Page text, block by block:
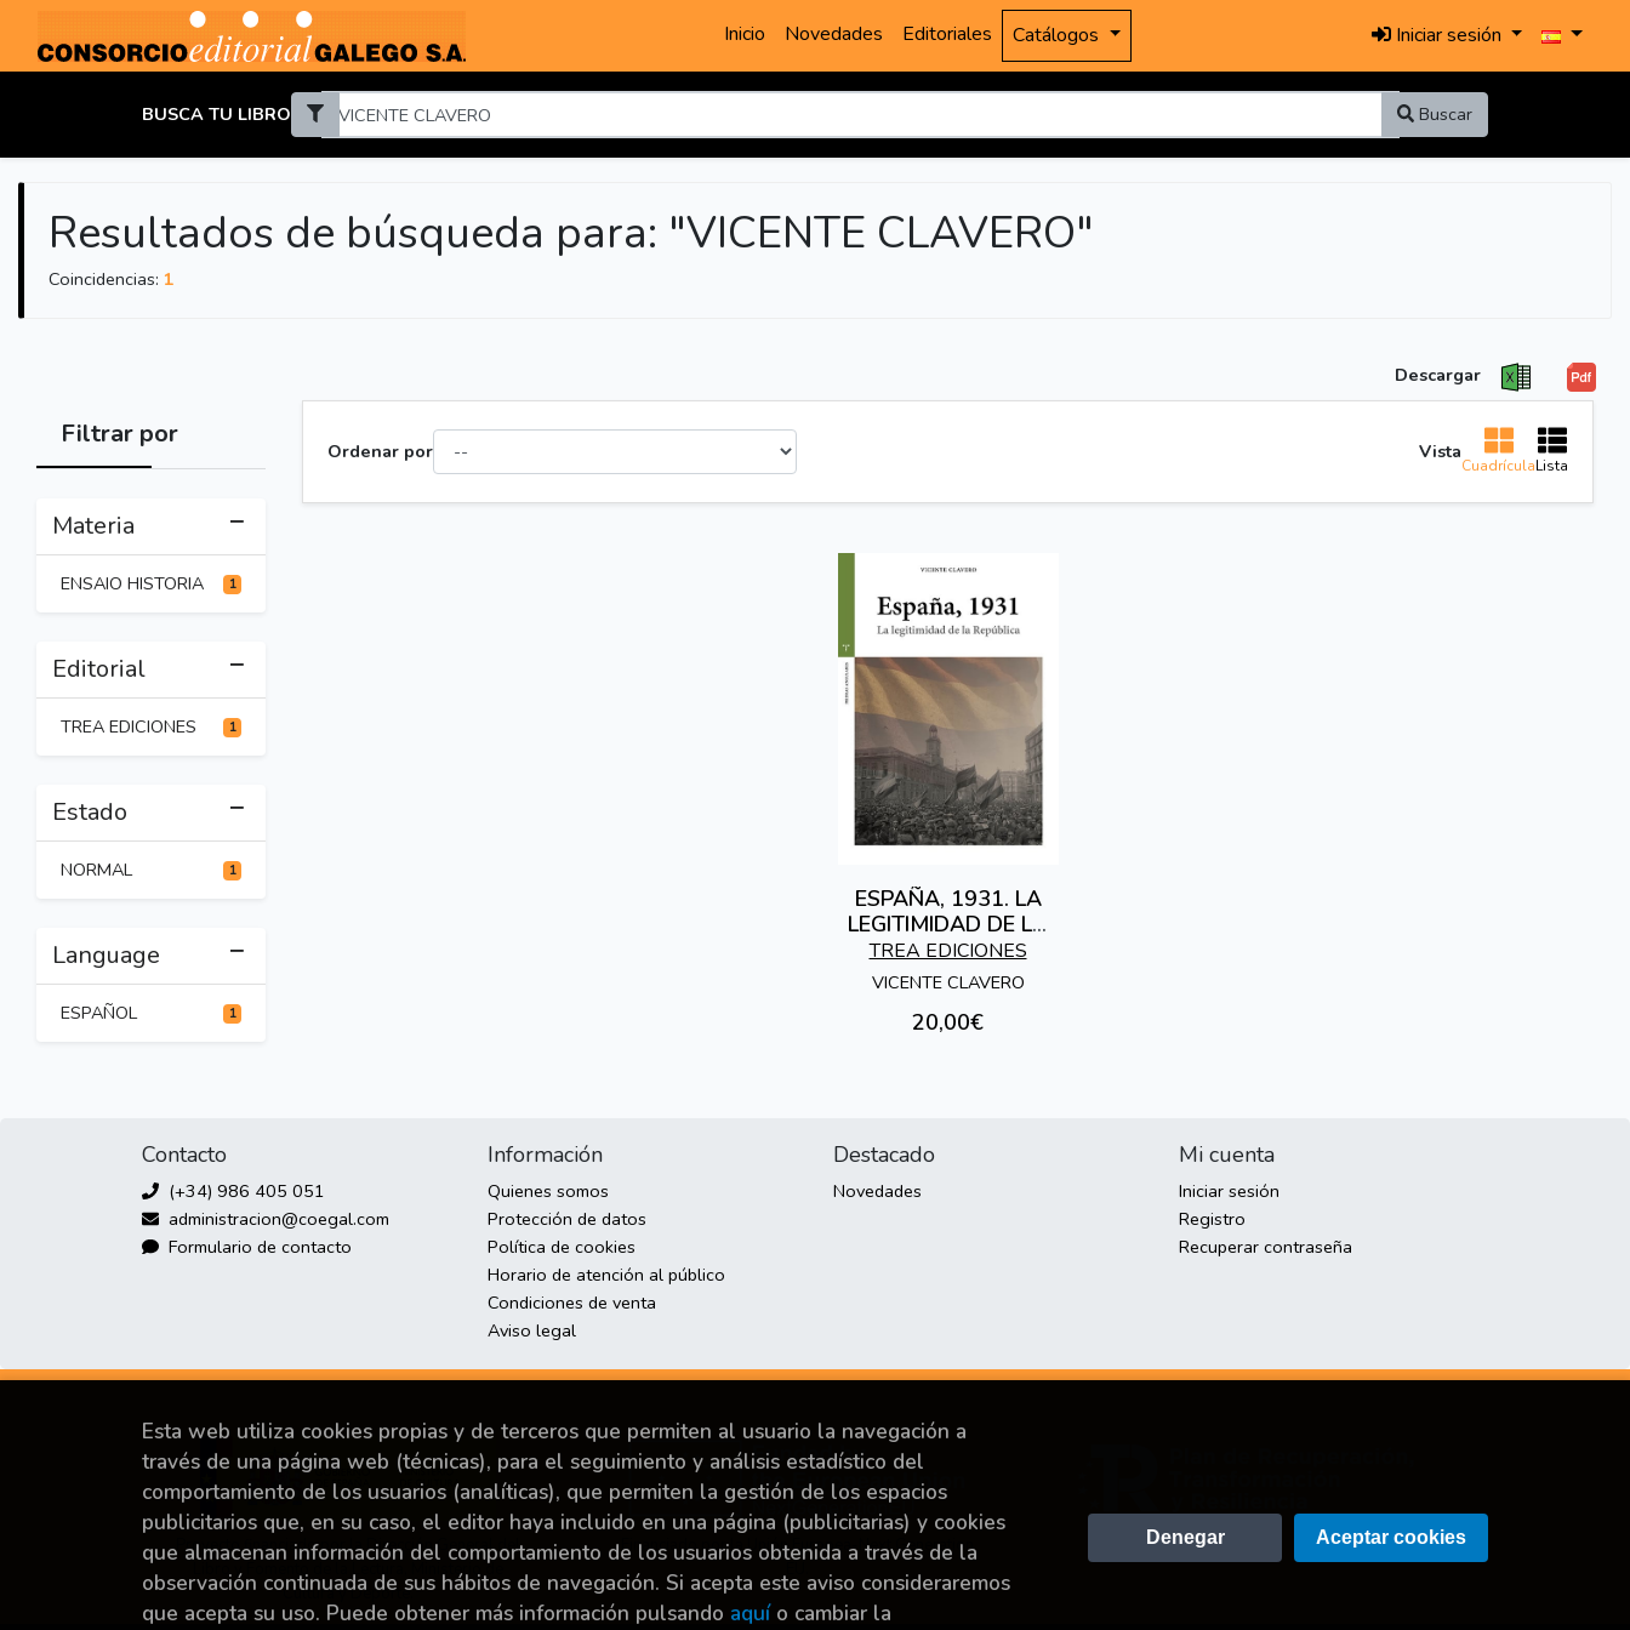
Inicio Novedades Editoriales Catálogos Iniciar sesión
BUSCA TU LIBRO Buscar
Resultados de búsqueda para: "VICENTE CLAVERO"
Coincidencias: 1
Descargar
Filtrar por
Materia
ENSAIO HISTORIA 1
Editorial
TREA EDICIONES 1
Estado
NORMAL 1
Language
ESPAÑOL 1
Ordenar por Vista
CuadrículaLista
ESPAÑA, 1931. LA
LEGITIMIDAD DE LA
REPÚBLICA.
TREA EDICIONES
VICENTE CLAVERO
20,00€
Contacto
(+34) 986 405 051
administracion@coegal.com
Formulario de contacto
Información
Quienes somos
Protección de datos
Política de cookies
Horario de atención al público
Condiciones de venta
Aviso legal
Destacado
Novedades
Mi cuenta
Iniciar sesión
Registro
Recuperar contraseña
Proyecto financiado por la Dirección General del
Libro y Fomento de la Lectura, Ministerio de
Cultura y Deporte.
Financiado por la Unión Europea-Next Generation
Esta web utiliza cookies propias y de terceros que permiten al usuario la navegación a
través de una página web (técnicas), para el seguimiento y análisis estadístico del
comportamiento de los usuarios (analíticas), que permiten la gestión de los espacios
publicitarios que, en su caso, el editor haya incluido en una página (publicitarias) y cookies
que almacenan información del comportamiento de los usuarios obtenida a través de la
observación continuada de sus hábitos de navegación. Si acepta este aviso consideraremos
que acepta su uso. Puede obtener más información pulsando aquío cambiar la
Denegar Aceptar cookies